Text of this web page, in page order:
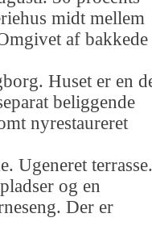
midt mellem
af bakkede
Huset er en
beliggende
nyrestaureret
Ugeneret terrasse.
og en
Der er